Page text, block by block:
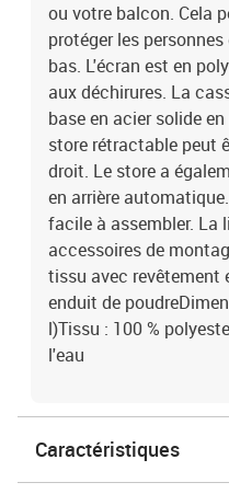
ou votre balcon. Cela
protéger les
bas. L'écran est en
aux déchirures. La
base en acier solide
store rétractable peut
droit. Le store a
en arrière
facile à assembler. La
accessoires de
tissu avec revêtement
enduit de
l)Tissu : 100 %
l'eau
Caractéristiques